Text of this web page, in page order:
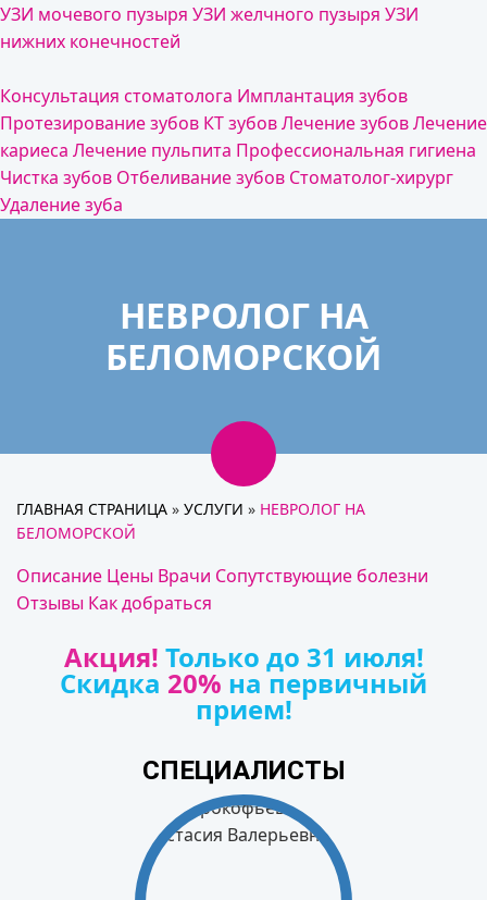
УЗИ мочевого пузыря УЗИ желчного пузыря УЗИ
нижних конечностей
Консультация стоматолога Имплантация зубов
Протезирование зубов КТ зубовЛечение зубовЛечение
кариеса Лечение пульпита Профессиональная гигиена
Чистка зубов Отбеливание зубов Стоматолог-хирург
Удаление зуба
НЕВРОЛОГ НА
БЕЛОМОРСКОЙ
ГЛАВНАЯ СТРАНИЦА » УСЛУГИ » НЕВРОЛОГ НА
БЕЛОМОРСКОЙ
Описание Цены Врачи Сопутствующие болезни
Отзывы Как добраться
Акция! Только до 31 июля!
Скидка 20% на первичный
прием!
СПЕЦИАЛИСТЫ